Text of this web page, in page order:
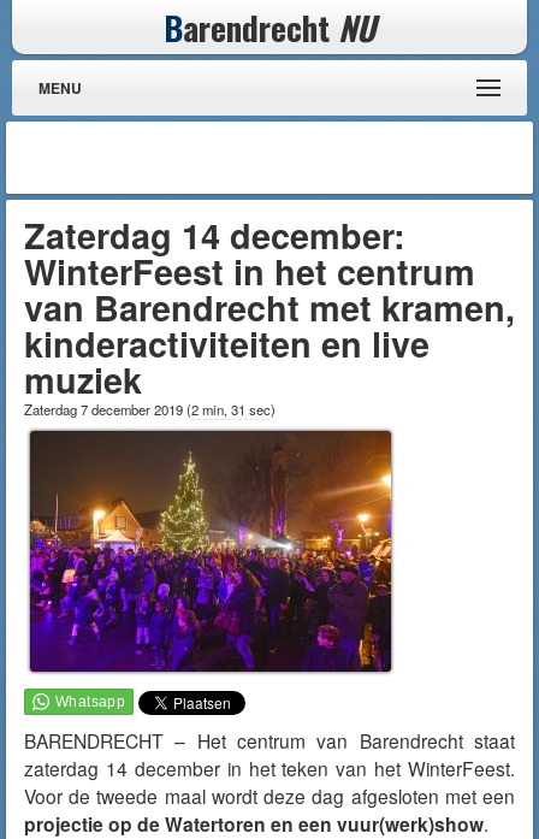
Barendrecht NU
MENU
Zaterdag 14 december:
WinterFeest in het centrum
van Barendrecht met kramen,
kinderactiviteiten en live
muziek
Zaterdag 7 december 2019(2 min, 31 sec)
BARENDRECHT – Het centrum van Barendrecht staat
zaterdag 14 december in het teken van het WinterFeest.
Voor de tweede maal wordt deze dag afgesloten met een
projectie op de Watertoren en een vuur(werk)show.